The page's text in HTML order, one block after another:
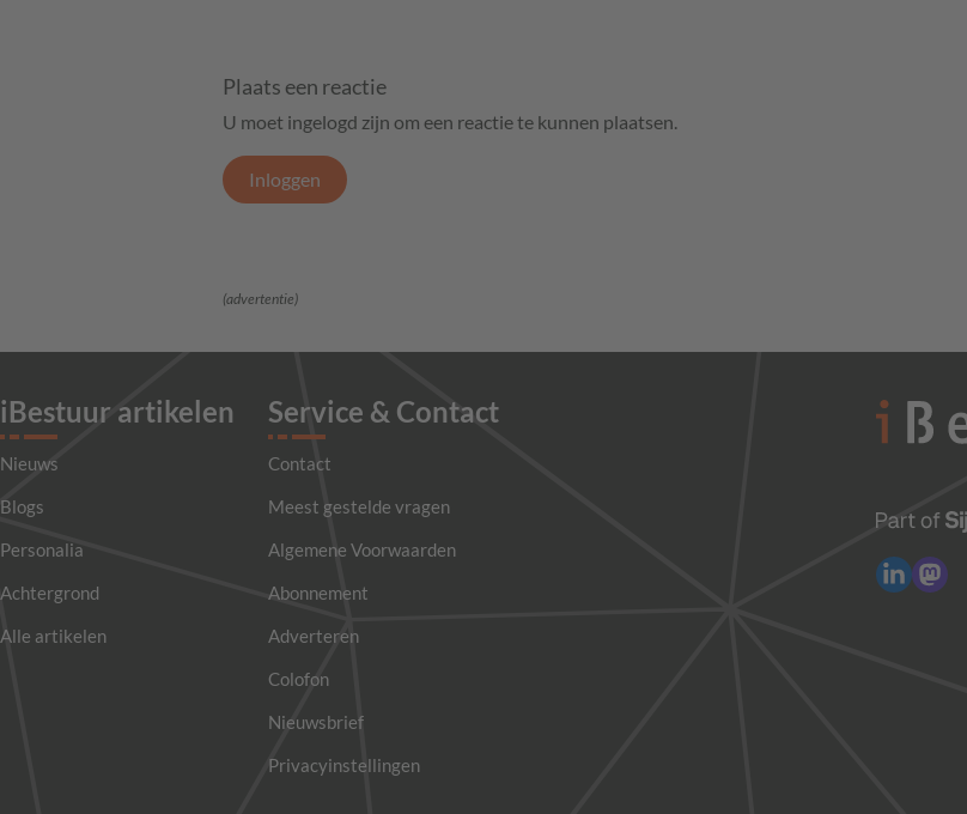
Plaats een reactie
U moet ingelogd zijn om een reactie te kunnen plaatsen.
Inloggen
(advertentie)
iBestuur artikelen
Nieuws
Blogs
Personalia
Achtergrond
Alle artikelen
Service & Contact
Contact
Meest gestelde vragen
Algemene Voorwaarden
Abonnement
Adverteren
Colofon
Nieuwsbrief
Privacyinstellingen